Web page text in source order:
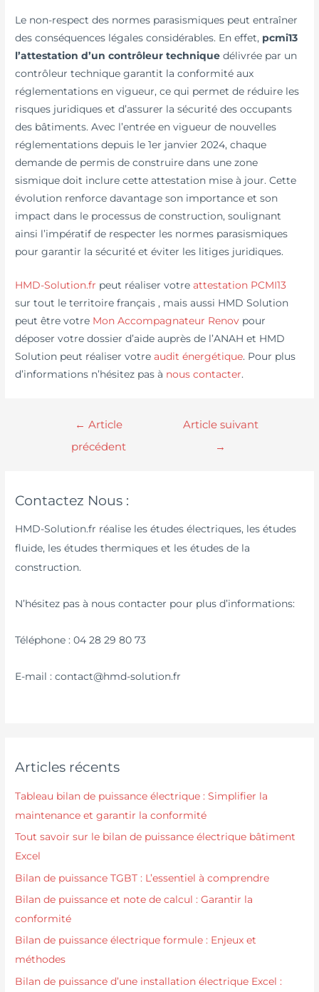
Le non-respect des normes parasismiques peut entraîner
des conséquences légales considérables. En effet, pcmi13
l’attestation d’un contrôleur technique délivrée par un
contrôleur technique garantit la conformité aux
réglementations en vigueur, ce qui permet de réduire les
risques juridiques et d’assurer la sécurité des occupants
des bâtiments. Avec l’entrée en vigueur de nouvelles
réglementations depuis le 1er janvier 2024, chaque
demande de permis de construire dans une zone
sismique doit inclure cette attestation mise à jour. Cette
évolution renforce davantage son importance et son
impact dans le processus de construction, soulignant
ainsi l’impératif de respecter les normes parasismiques
pour garantir la sécurité et éviter les litiges juridiques.
HMD-Solution.fr peut réaliser votreattestation PCMI13
sur tout le territoire français , mais aussi HMD Solution
peut être votre Mon Accompagnateur Renov pour
déposer votre dossier d’aide auprès de l’ANAH et HMD
Solution peut réaliser votreaudit énergétique. Pour plus
d’informations n’hésitez pas à nous contacter.
← Article
précédent
Article suivant
→
Contactez Nous :
HMD-Solution.fr réalise les études électriques, les études
fluide, les études thermiques et les études de la
construction.
N’hésitez pas à nous contacter pour plus d’informations:
Téléphone : 04 28 29 80 73
E-mail : contact@hmd-solution.fr
Articles récents
Tableau bilan de puissance électrique : Simplifier la
maintenance et garantir la conformité
Tout savoir sur le bilan de puissance électrique bâtiment
Excel
Bilan de puissance TGBT : L’essentiel à comprendre
Bilan de puissance et note de calcul : Garantir la
conformité
Bilan de puissance électrique formule : Enjeux et
méthodes
Bilan de puissance d’une installation électrique Excel :